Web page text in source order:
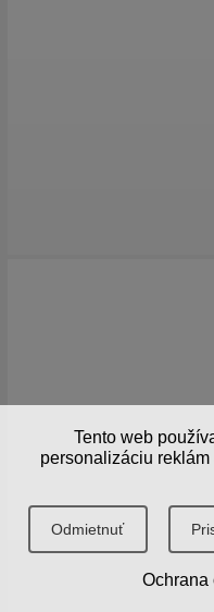
Tento web
personalizáciu
Odmietnuť
Ochrana